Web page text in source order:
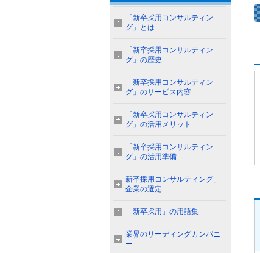
「新卒採用コンサルティン
グ」とは
「新卒採用コンサルティン
グ」の歴史
「新卒採用コンサルティン
グ」のサービス内容
「新卒採用コンサルティン
グ」の活用メリット
「新卒採用コンサルティン
グ」の活用準備
新卒採用コンサルティング」
企業の選定
「新卒採用」の用語集
業界のリーディングカンパニ
ー